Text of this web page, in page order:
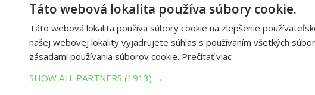
Táto webová lokalita používa súbory cookie.
Táto webová lokalita používa súbory cookie na zlepšenie
našej webovej lokality vyjadrujete súhlas s používaním všetkých
zásadami používania súborov cookie. Prečítať viac
SHOW ALL PARTNERS (1913) →